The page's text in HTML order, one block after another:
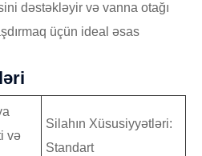
dəstəkləyir və vanna otağı
üçün ideal əsas
və
Silahın Xüsusiyyətləri:
Standart